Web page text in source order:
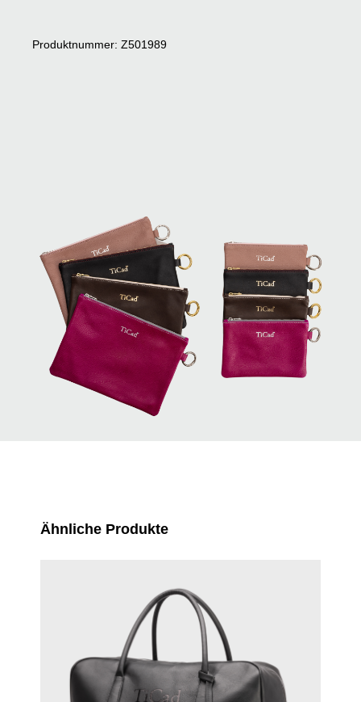
Produktnummer: Z501989
Produktgalerie überspringen
Ähnliche Produkte